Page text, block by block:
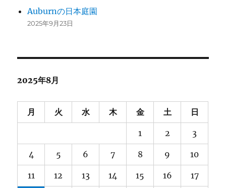
Auburnの日本庭園
2025年9月23日
2025年8月
月 火 水 木 金 土 日
1 2 3
4 5 6 7 8 9 10
11 12 13 14 15 16 17